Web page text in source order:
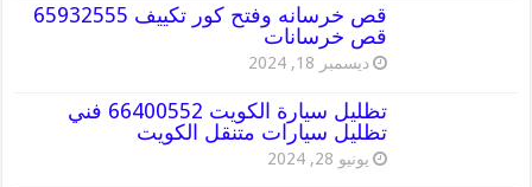
قص خرسانه وفتح كور تكييف 65932555
قص خرسانات
ديسمبر 18, 2024
تظليل سيارة الكويت 66400552 فني
تظليل سيارات متنقل الكويت
يونيو 28, 2024